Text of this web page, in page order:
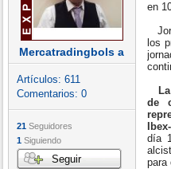
Mercatradingbols a
Artículos: 611
Comentarios: 0
21 Seguidores
1 Siguiendo
Seguir
en
los
de
día
para